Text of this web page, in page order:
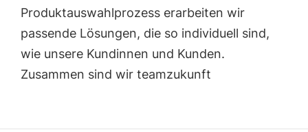
Produktauswahlprozess erarbeiten wir
passende Lösungen, die so individuell sind,
wie unsere Kundinnen und Kunden.
Zusammen sind wir teamzukunft